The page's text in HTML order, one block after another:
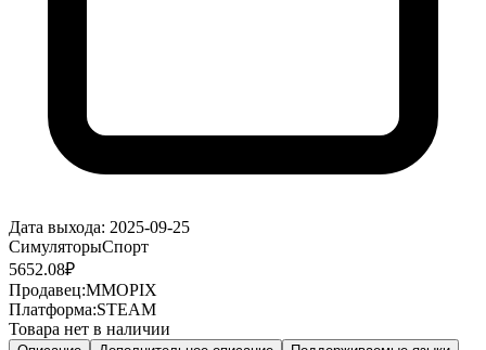
Дата выхода: 2025-09-25
СимуляторыСпорт
5652.08₽
Продавец:MMOPIX
Платформа:STEAM
Товара нет в наличии